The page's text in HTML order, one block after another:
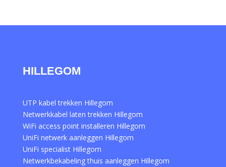
HILLEGOM
UTP kabel trekken Hillegom
Netwerkkabel laten trekken Hillegom
WiFi access point installeren Hillegom
UniFi netwerk aanleggen Hillegom
UniFi specialist Hillegom
Netwerkbekabeling thuis aanleggen Hillegom